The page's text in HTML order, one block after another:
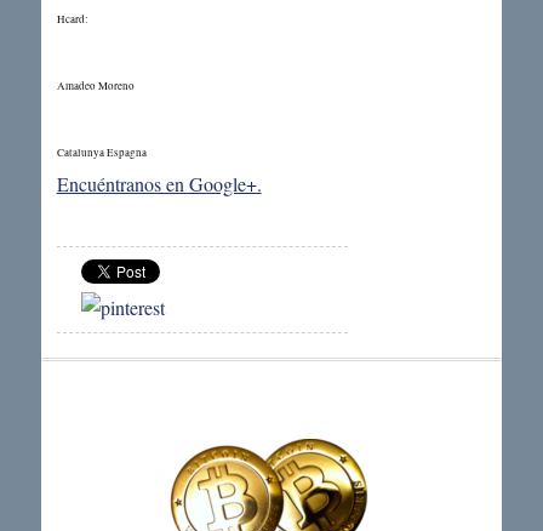
Hcard:
Amadeo Moreno
CatalunyaEspagna
Encuéntranos en Google+.